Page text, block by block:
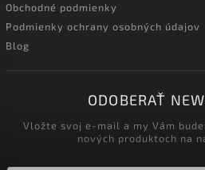
Obchodné podmienky
Podmienky ochrany osobných údajov
Blog
ODOBERAŤ
Vložte svoj e-mail a my Vám
nových produktoch na